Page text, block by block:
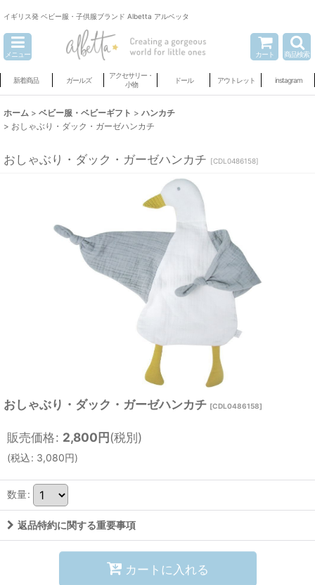
イギリス発 ベビー服・子供服ブランド Albetta アルベッタ
メニュー カート 商品検索
新着商品 ガールズ
アクセサリー・
小物
ドール アウトレット instagram
ホーム > ベビー服・ベビーギフト > ハンカチ
> おしゃぶり・ダック・ガーゼハンカチ
おしゃぶり・ダック・ガーゼハンカチ [CDL0486158]
おしゃぶり・ダック・ガーゼハンカチ [CDL0486158]
販売価格: 2,800円(税別)
(税込: 3,080円)
数量:
返品特約に関する重要事項
カートに入れる